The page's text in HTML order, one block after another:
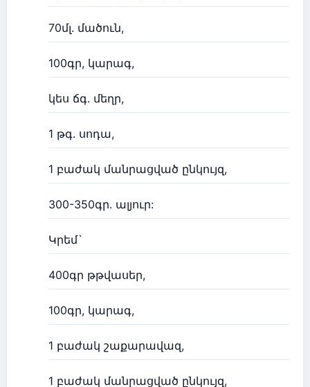
70մլ. մածուն,
100գր, կարագ,
կես ճգ. մեղր,
1 թգ. սոդա,
1 բաժակ մանրացված ընկույզ,
300-350գր. ալյուր:
Կրեմ`
400գր թթվասեր,
100գր, կարագ,
1 բաժակ շաքարավազ,
1 բաժակ մանրացված ընկույզ,